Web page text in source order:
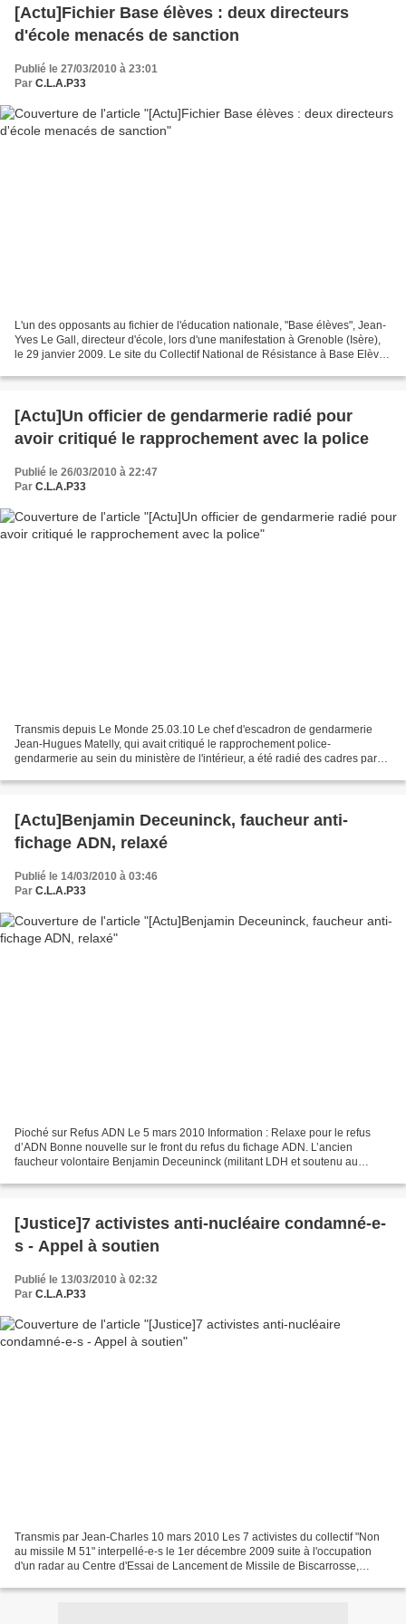
[Actu]Fichier Base élèves : deux directeurs
d'école menacés de sanction
Publié le 27/03/2010 à 23:01
Par C.L.A.P33
L'un des opposants au fichier de l'éducation nationale, "Base élèves", Jean-
Yves Le Gall, directeur d'école, lors d'une manifestation à Grenoble (Isère),
le 29 janvier 2009. Le site du Collectif National de Résistance à Base Elèves
[Actu]Un officier de gendarmerie radié pour
avoir critiqué le rapprochement avec la police
Publié le 26/03/2010 à 22:47
Par C.L.A.P33
Transmis depuis Le Monde 25.03.10 Le chef d'escadron de gendarmerie
Jean-Hugues Matelly, qui avait critiqué le rapprochement police-
gendarmerie au sein du ministère de l'intérieur, a été radié des cadres par
[Actu]Benjamin Deceuninck, faucheur anti-
fichage ADN, relaxé
Publié le 14/03/2010 à 03:46
Par C.L.A.P33
Pioché sur Refus ADN Le 5 mars 2010 Information : Relaxe pour le refus
d’ADN Bonne nouvelle sur le front du refus du fichage ADN. L’ancien
faucheur volontaire Benjamin Deceuninck (militant LDH et soutenu au
[Justice]7 activistes anti-nucléaire condamné-e-
s - Appel à soutien
Publié le 13/03/2010 à 02:32
Par C.L.A.P33
Transmis par Jean-Charles 10 mars 2010 Les 7 activistes du collectif "Non
au missile M 51" interpellé-e-s le 1er décembre 2009 suite à l'occupation
d'un radar au Centre d'Essai de Lancement de Missile de Biscarrosse,